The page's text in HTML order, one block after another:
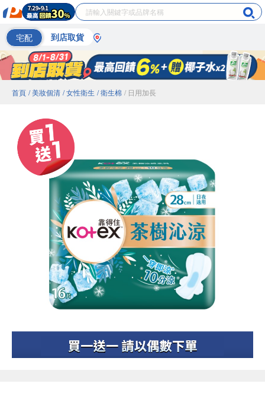
宅配 到店取貨
首頁 / 美妝個清 / 女性衛生 / 衛生棉 / 日用加長